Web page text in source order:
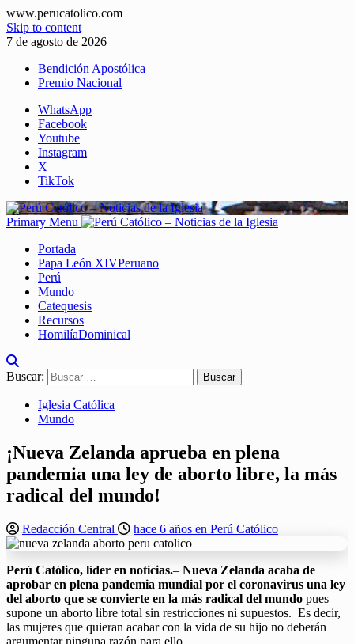
www.perucatolico.com
Skip to content
7 de agosto de 2026
Bendición Apostólica
Premio Nacional
WhatsApp
Facebook
Youtube
Instagram
X
TikTok
Primary Menu
Portada
Papa León XIVPeruano
Perú
Mundo
Catequesis
Recursos
HomilíaDominical
Buscar:
Iglesia Católica
Mundo
¡Nueva Zelanda aprueba en plena
pandemia una ley de aborto libre, la más
radical del mundo!
Redacción Central hace 6 años en Perú Católico
Perú Católico, líder en noticias.– Nueva Zelanda acaba de
aprobar en plena pandemia mundial por el coronavirus una ley
del aborto que se convierte en la más radical del mundo pues
supone un aborto libre total sin restricciones ni supuestos. Es decir,
las mujeres que quieran acabar con la vida de su hijo no deberán
argumentar ninguna razón para ello.